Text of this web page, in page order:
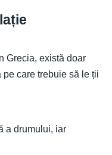
Grecia, există doar
care trebuie să le ții
a drumului, iar